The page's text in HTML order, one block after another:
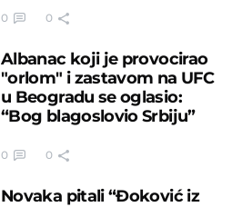
0 0
Albanac koji je provocirao
"orlom" i zastavom na UFC
u Beogradu se oglasio:
“Bog blagoslovio Srbiju”
0 0
Novaka pitali “Đoković iz